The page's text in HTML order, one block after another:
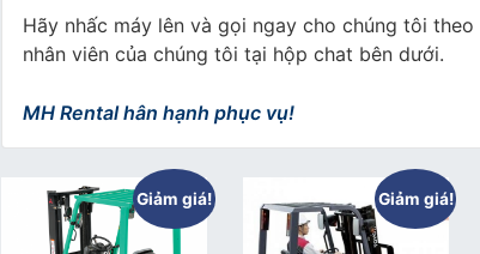
Hãy nhấc máy lên và gọi ngay cho chúng tôi theo
nhân viên của chúng tôi tại hộp chat bên dưới.
MH Rental hân hạnh phục vụ!
Giảm giá! Giảm giá!